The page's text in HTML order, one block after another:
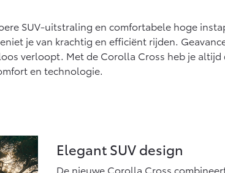
Land Cruiser (excl.
BTW)
SUV-uitstraling en comfortabele hoge
je van krachtig en efficiënt rijden.
verloopt. Met de Corolla Cross heb je altijd
en technologie.
Elegant SUV design
De nieuwe Corolla Cross